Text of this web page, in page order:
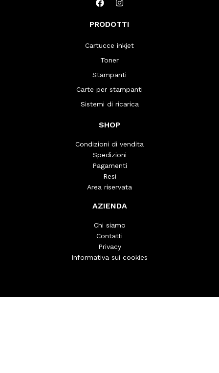
PRODOTTI
Cartucce inkjet
Toner
Stampanti
Carte per stampanti
Sistemi di ricarica
SHOP
Condizioni di vendita
Spedizioni
Pagamenti
Resi
Area riservata
AZIENDA
Chi siamo
Contatti
Privacy
Informativa sui cookies